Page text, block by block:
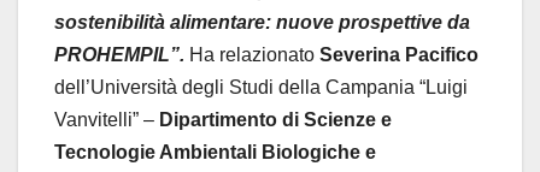
sostenibilità alimentare: nuove prospettive da
PROHEMPIL”. Ha relazionato Severina Pacifico
dell’Università degli Studi della Campania “Luigi
Vanvitelli” – Dipartimento di Scienze e
Tecnologie Ambientali Biologiche e